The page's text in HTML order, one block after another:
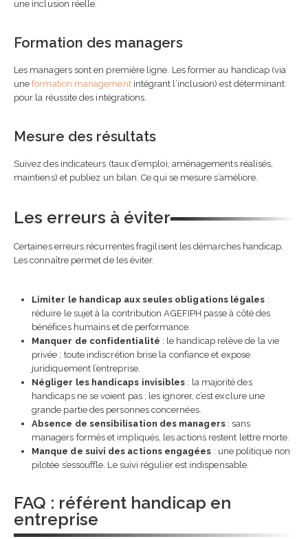
une inclusion réelle.
Formation des managers
Les managers sont en première ligne. Les former au handicap (via
uneformation managementintégrant l’inclusion) est déterminant
pour la réussite des intégrations.
Mesure des résultats
Suivez des indicateurs (taux d’emploi, aménagements réalisés,
maintiens) et publiez un bilan. Ce qui se mesure s’améliore.
Les erreurs à éviter
Certaines erreurs récurrentes fragilisent les démarches handicap.
Les connaître permet de les éviter.
Limiter le handicap aux seules obligations légales :
réduire le sujet à la contribution AGEFIPH passe à côté des
bénéfices humains et de performance.
Manquer de confidentialité : le handicap relève de la vie
privée ; toute indiscrétion brise la confiance et expose
juridiquement l’entreprise.
Négliger les handicaps invisibles : la majorité des
handicaps ne se voient pas ; les ignorer, c’est exclure une
grande partie des personnes concernées.
Absence de sensibilisation des managers: sans
managers formés et impliqués, les actions restent lettre morte.
Manque de suivi des actions engagées : une politique non
pilotée s’essouffle. Le suivi régulier est indispensable.
FAQ : référent handicap en
entreprise